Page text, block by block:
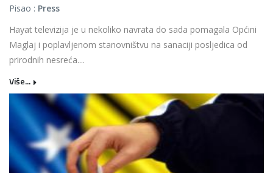
Pisao : Press
Hayat televizija je u nekoliko navrata do sada pomagala Općini
Maglaj i poplavljenom stanovništvu na sanaciji posljedica od
prirodnih nesreća....
Više...